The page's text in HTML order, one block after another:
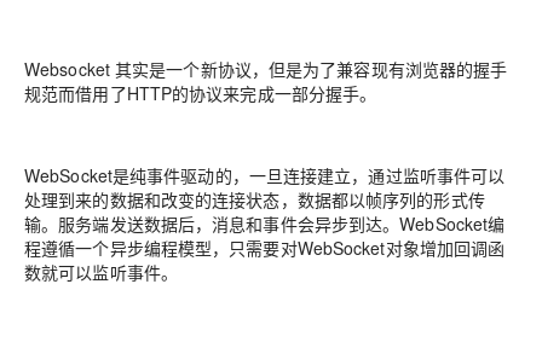
Websocket 其实是一个新协议，但是为了兼容现有浏览器的握手
规范而借用了HTTP的协议来完成一部分握手。
WebSocket是纯事件驱动的，一旦连接建立，通过监听事件可以
处理到来的数据和改变的连接状态，数据都以帧序列的形式传
输。服务端发送数据后，消息和事件会异步到达。WebSocket编
程遵循一个异步编程模型，只需要对WebSocket对象增加回调函
数就可以监听事件。